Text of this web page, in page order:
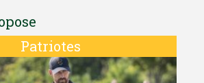
Patriotes